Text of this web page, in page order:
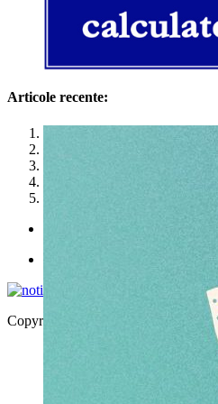
Articole recente:
Politica de utilizare cookies
Copyright © 2026 | WordPress